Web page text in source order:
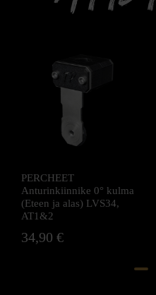
Pilkkivapateline
Kirpunvavoille ø31.5 ❄️
26,90€